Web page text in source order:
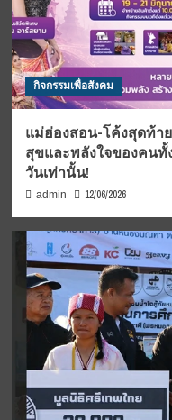
กิจกรรมเพื่อสังคม
แม่ฮ่องสอน-โค้งสุดท้า
สุขและพลังใจของคนทั้
วันเท่านั้น!
admin 12/06/2026